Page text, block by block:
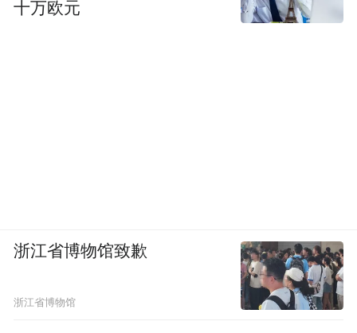
十万欧元
浙江省博物馆致歉
浙江省博物馆